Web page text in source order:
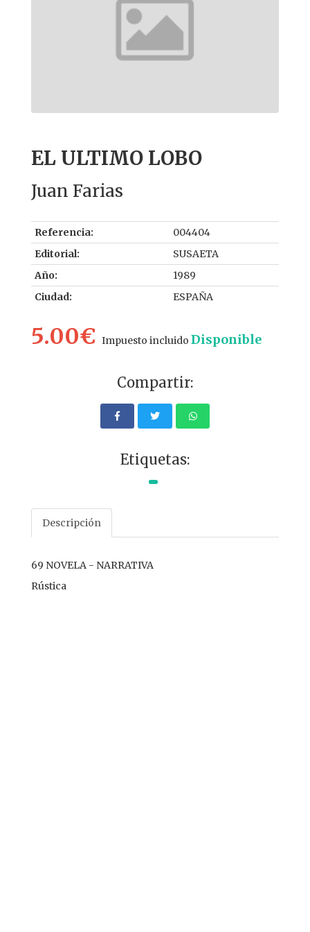
EL ULTIMO LOBO
Juan Farias
Referencia:
004404
Editorial:
SUSAETA
Año:
1989
Ciudad:
ESPAÑA
5.00€ Impuesto incluido Disponible
Compartir:
Etiquetas:
Descripción
69 NOVELA - NARRATIVA
Rústica